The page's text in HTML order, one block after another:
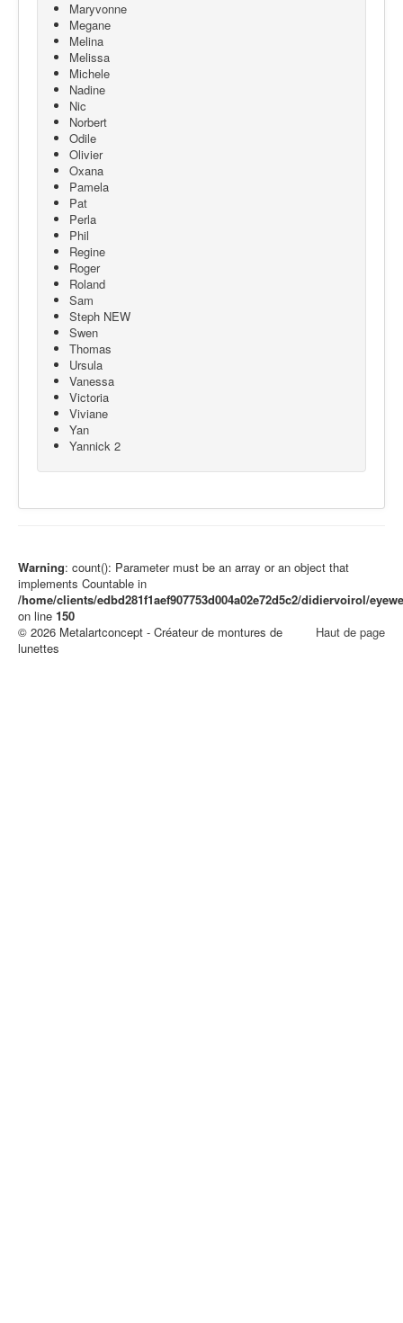
Maryvonne
Megane
Melina
Melissa
Michele
Nadine
Nic
Norbert
Odile
Olivier
Oxana
Pamela
Pat
Perla
Phil
Regine
Roger
Roland
Sam
Steph NEW
Swen
Thomas
Ursula
Vanessa
Victoria
Viviane
Yan
Yannick 2
Warning: count(): Parameter must be an array or an object that
implements Countable in
/home/clients/edbd281f1aef907753d004a02e72d5c2/didiervoirol/
on line 150
Haut de page
© 2026 Metalartconcept - Créateur de montures de
lunettes